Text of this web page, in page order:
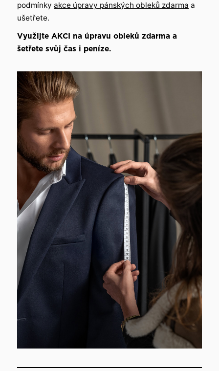
podmínky akce úpravy pánských obleků zdarma a
ušetřete.
Využijte AKCI na úpravu obleků zdarma a
šetřete svůj čas i peníze.